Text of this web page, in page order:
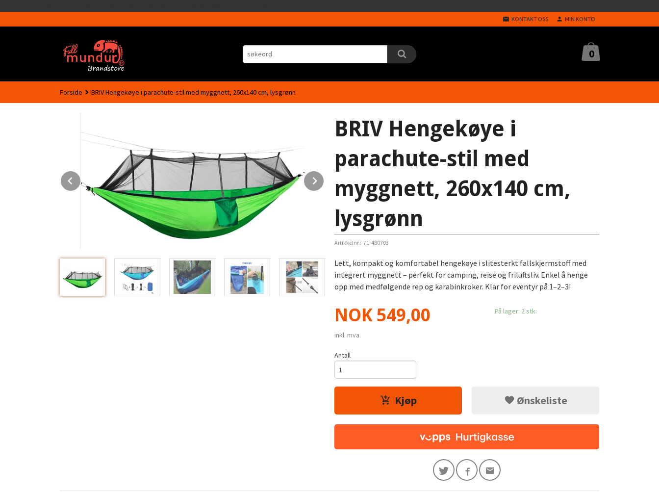
innholdet
KONTAKT OSS MIN KONTO
0
Forside BRIV Hengekøye i parachute-stil med myggnett, 260x140 cm, lysgrønn
BRIV Hengekøye i
parachute-stil med
myggnett, 260x140 cm,
lysgrønn
Artikkelnr.: 71-480703
Lett, kompakt og komfortabel hengekøye i slitesterkt fallskjermstoff med
integrert myggnett – perfekt for camping, reise og friluftsliv. Enkel å henge
opp med medfølgende rep og karabinkroker. Klar for eventyr på 1–2–3!
Pris
NOK 549,00
inkl. mva.
På lager: 2 stk.
Antall
Kjøp Ønskeliste